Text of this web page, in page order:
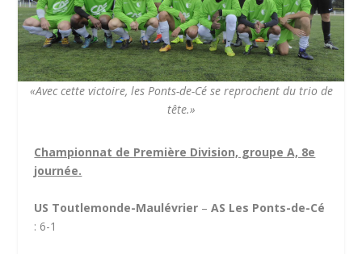
«Avec cette victoire, les Ponts-de-Cé se reprochent du trio de
tête.»
Championnat de Première Division, groupe A, 8e
journée.
US Toutlemonde-Maulévrier – AS Les Ponts-de-Cé
: 6-1